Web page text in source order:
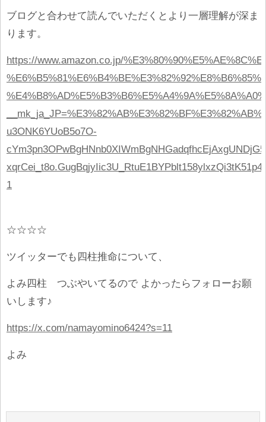
ブログと合わせて読んでいただくとより一層理解が深ま
ります。
https://www.amazon.co.jp/
u3ONK6YUoB5o7O-
1
☆☆☆☆
ツイッターでも四柱推命について、
よみ四柱 つぶやいてるので よかったらフォローお願
いします♪
https://x.com/namayomino6424?s=11
よみ